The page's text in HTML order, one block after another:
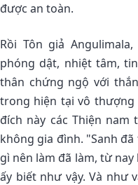
được an toàn.
Rồi Tôn giả
phóng dật, nhiệt tâm,
thân chứng ngộ với
trong hiện tại vô thượng
đích này các Thiện
không gia đình. "Sanh
gì nên làm đã làm, từ
ấy biết như vậy. Và như